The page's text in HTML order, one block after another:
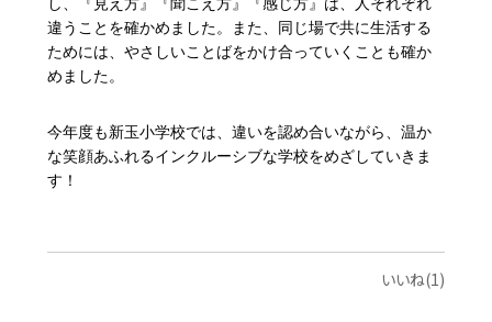
し、『見え方』『聞こえ方』『感じ方』は、人それぞれ
違うことを確かめました。また、同じ場で共に生活する
ためには、やさしいことばをかけ合っていくことも確か
めました。
今年度も新玉小学校では、違いを認め合いながら、温か
な笑顔あふれるインクルーシブな学校をめざしていきま
す！
いいね(1)